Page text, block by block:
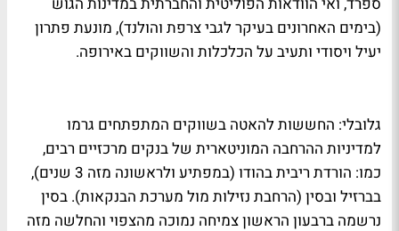
(בימים האחרונים בעיקר לגבי צרפת והולנד), מונעת פתרון
יעיל ויסודי ותעיב על הכלכלות והשווקים באירופה.
גלובלי: החששות להאטה בשווקים המתפתחים גרמו
למדיניות ההרחבה המוניטארית של בנקים מרכזיים רבים,
כמו: הורדת ריבית בהודו (במפתיע ולראשונה מזה 3 שנים),
בברזיל ובסין (הרחבת נזילות מול מערכת הבנקאות). בסין
נרשמה ברבעון הראשון צמיחה נמוכה מהצפוי והחלשה מזה